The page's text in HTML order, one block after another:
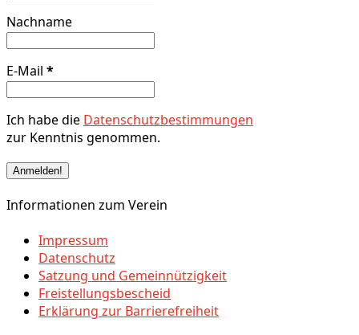
Nachname
E-Mail *
Ich habe die Datenschutzbestimmungen
zur Kenntnis genommen.
Informationen zum Verein
Impressum
Datenschutz
Satzung und Gemeinnützigkeit
Freistellungsbescheid
Erklärung zur Barrierefreiheit